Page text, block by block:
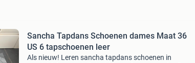
Sancha Tapdans Schoenen dames Maat 36
US 6 tapschoenen leer
Als nieuw! Leren sancha tapdans schoenen in